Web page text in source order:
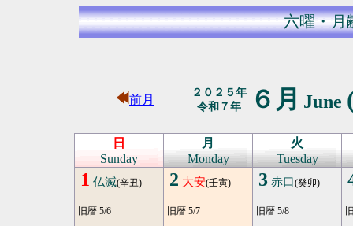
六曜・月
前月
２０２５年
令和７年
６月 June
日
Sunday
月
Monday
火
Tuesday
1 仏滅(辛丑)
旧暦 5/6
2 大安(壬寅)
旧暦 5/7
3 赤口(癸卯)
旧暦 5/8